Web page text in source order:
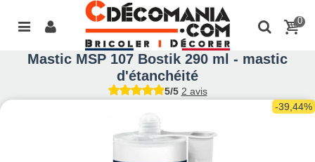
0
Mastic MSP 107 Bostik 290 ml - mastic
d'étanchéité
5/5 2 avis
-39,44%